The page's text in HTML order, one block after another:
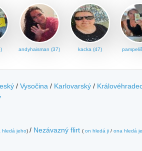
andyhaisman (37) kacka (47)
/ Vysočina / Karlovarský /
hledá jeho) / Nezávazný flirt ( on hledá ji / ona hledá